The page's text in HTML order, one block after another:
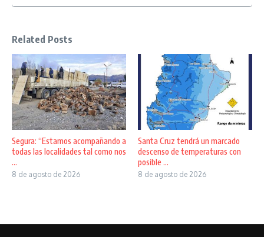
Related Posts
Segura: “Estamos acompañando a
todas las localidades tal como nos
...
8 de agosto de 2026
Santa Cruz tendrá un marcado
descenso de temperaturas con
posible ...
8 de agosto de 2026